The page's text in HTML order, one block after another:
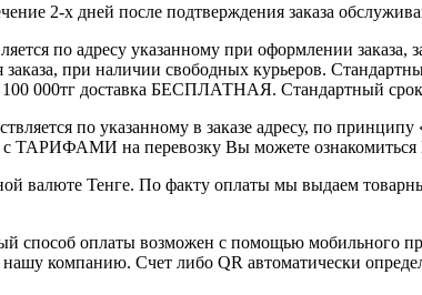
2-х дней после подтверждения заказа
по адресу указанному при оформлении заказа,
заказа, при наличии свободных курьеров.
100 000тг доставка БЕСПЛАТНАЯ. Стандартный
по указанному в заказе адресу, по
с ТАРИФАМИ на перевозку Вы можете
валюте Тенге. По факту оплаты мы выдаем
способ оплаты возможен с помощью мобильного
компанию. Счет либо QR автоматически